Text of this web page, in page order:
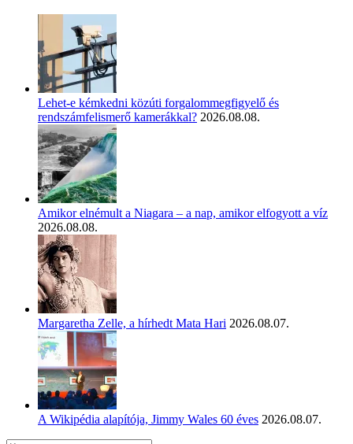
Lehet-e kémkedni közúti forgalommegfigyelő és
rendszámfelismerő kamerákkal? 2026.08.08.
Amikor elnémult a Niagara – a nap, amikor elfogyott a víz
2026.08.08.
Margaretha Zelle, a hírhedt Mata Hari 2026.08.07.
A Wikipédia alapítója, Jimmy Wales 60 éves 2026.08.07.